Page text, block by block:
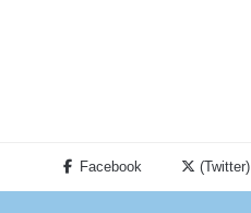
Facebook (Twitter)